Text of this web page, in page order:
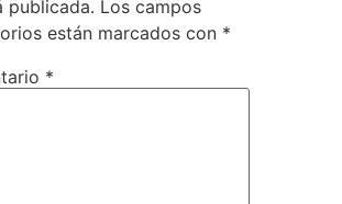
publicada. Los campos
están marcados con *
*